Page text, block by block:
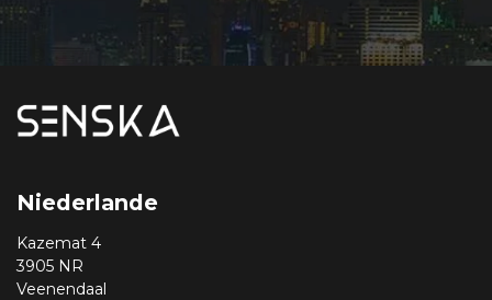
Niederlande
Kazemat 4
3905 NR
Veenendaal